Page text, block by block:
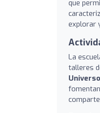
que
explorar
La
talleres